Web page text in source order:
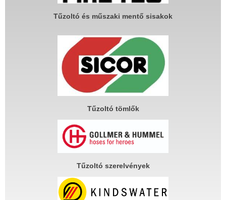
Tűzoltó és műszaki mentő sisakok
Tűzoltó tömlők
Tűzoltó szerelvények